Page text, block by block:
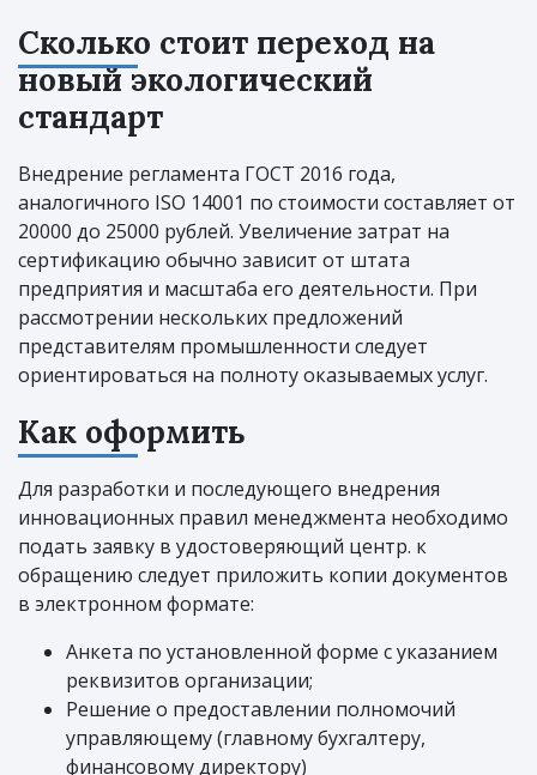
Сколько стоит переход на
новый экологический
стандарт
Внедрение регламента ГОСТ 2016 года,
аналогичного ISO 14001 по стоимости составляет от
20000 до 25000 рублей. Увеличение затрат на
сертификацию обычно зависит от штата
предприятия и масштаба его деятельности. При
рассмотрении нескольких предложений
представителям промышленности следует
ориентироваться на полноту оказываемых услуг.
Как оформить
Для разработки и последующего внедрения
инновационных правил менеджмента необходимо
подать заявку в удостоверяющий центр. к
обращению следует приложить копии документов
в электронном формате:
Анкета по установленной форме с указанием
реквизитов организации;
Решение о предоставлении полномочий
управляющему (главному бухгалтеру,
финансовому директору)